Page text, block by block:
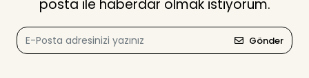
posta ile haberdar olmak istiyorum.
Gönder